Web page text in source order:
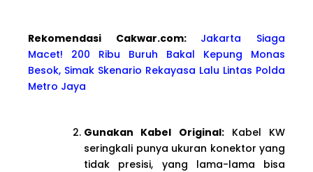
Rekomendasi Cakwar.com: Jakarta Siaga
Macet! 200 Ribu Buruh Bakal Kepung Monas
Besok, Simak Skenario Rekayasa Lalu Lintas Polda
Metro Jaya
Gunakan Kabel Original:Kabel KW
seringkali punya ukuran konektor yang
tidak presisi, yang lama-lama bisa